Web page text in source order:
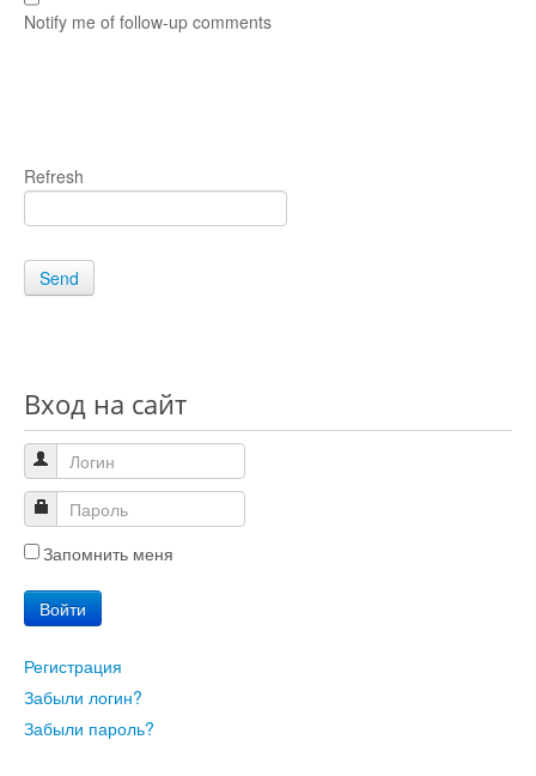
Notify me of follow-up comments
Refresh
Send
Вход на сайт
Запомнить меня
Войти
Регистрация
Забыли логин?
Забыли пароль?